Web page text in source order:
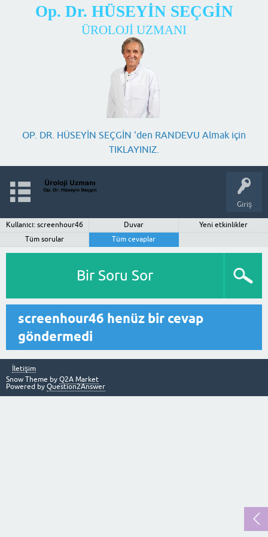
Op. Dr. HÜSEYİN SEÇGİN
ÜROLOJİ UZMANI
OP. DR. HÜSEYİN SEÇGİN 'den RANDEVU Almak için
TIKLAYINIZ.
Giriş
Kullanıcı: screenhour46 Duvar
Yeni etkinlikler
Tüm sorular
Tüm cevaplar
Bir Soru Sor
screenhour46 henüz bir cevap
göndermedi
İletişim
Snow Theme by Q2A Market
Powered by Question2Answer